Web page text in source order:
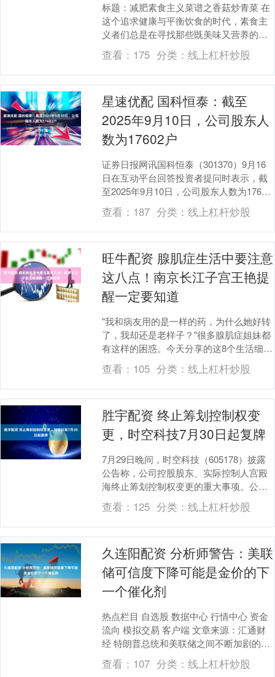
标题：减肥素食主义菜谱之香菇炒青菜 在
这个追求健康与平衡饮食的时代，素食主
义者们总是在寻找那些既美味又营养的食
谱。今天，我要分享一道简单而美味的素
食菜谱——香菇....
查看： 175 分类： 线上杠杆炒股
星速优配 国科恒泰：截至
2025年9月10日，公司股东人
数为17602户
证券日报网讯国科恒泰（301370）9月16
日在互动平台回答投资者提问时表示，截
至2025年9月10日，公司股东人数为17602
户。....
查看： 187 分类： 线上杠杆炒股
旺牛配资 腺肌症生活中要注意
这八点！南京长江子宫王艳提
醒一定要知道
"我和病友用的是一样的药，为什么她好转
了，我却还是老样子？"很多腺肌症姐妹都
有这样的困惑。今天分享的这8个生活细
节，可能比吃药更重要！ 一、饮食篇：这
三类食物要....
查看： 105 分类： 线上杠杆炒股
胜宇配资 终止筹划控制权变
更，时空科技7月30日起复牌
7月29日晚间，时空科技（605178）披露
公告称，公司控股股东、实际控制人宫殿
海终止筹划控制权变更的重大事项。公司
股票将于7月30日开市起复牌。 公告显
示，由....
查看： 125 分类： 线上杠杆炒股
久连阳配资 分析师警告：美联
储可信度下降可能是金价的下
一个催化剂
热点栏目 自选股 数据中心 行情中心 资金
流向 模拟交易 客户端 文章来源：汇通财
经 特朗普总统和美联储之间不断加剧的政
治紧张局势动摇了投资者的信心，分析师
警告....
查看： 107 分类： 线上杠杆炒股